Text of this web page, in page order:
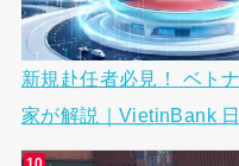
新規赴任者必見！ ベト
家が解説｜VietinBank